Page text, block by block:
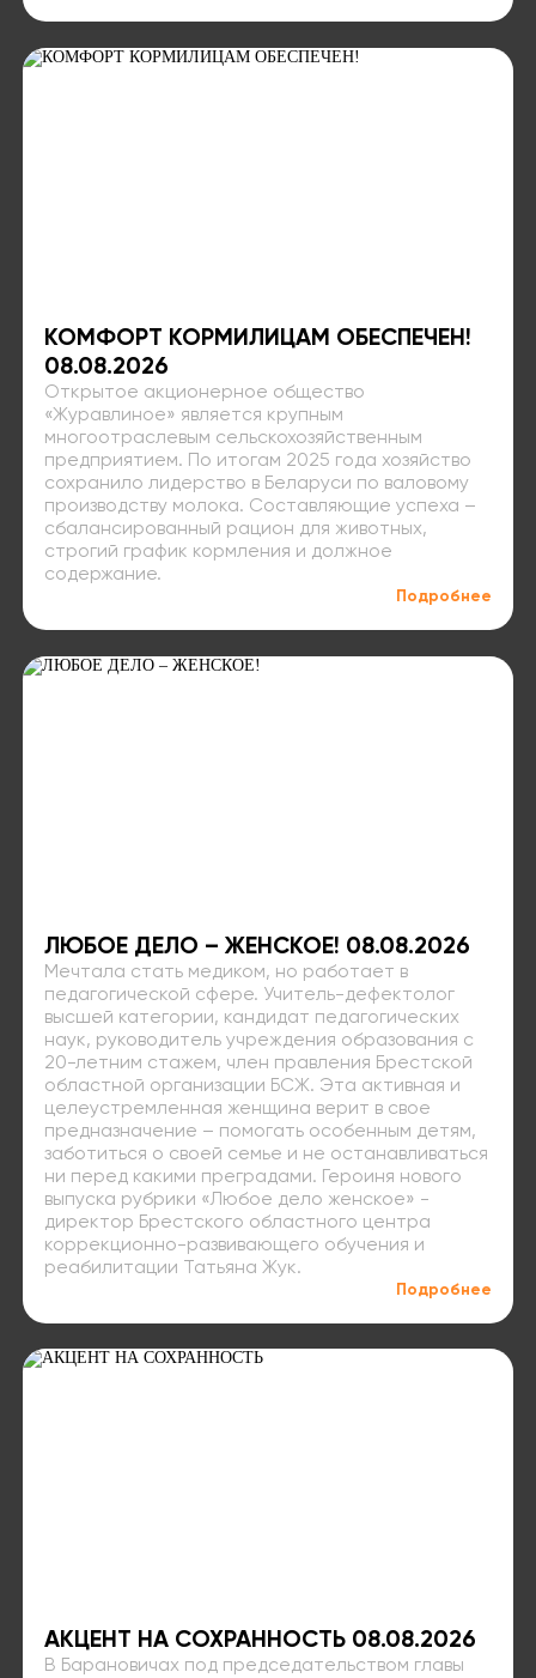
КОМФОРТ КОРМИЛИЦАМ ОБЕСПЕЧЕН!
08.08.2026
Открытое акционерное общество
«Журавлиное» является крупным
многоотраслевым сельскохозяйственным
предприятием. По итогам 2025 года хозяйство
сохранило лидерство в Беларуси по валовому
производству молока. Составляющие успеха –
сбалансированный рацион для животных,
строгий график кормления и должное
содержание.
Подробнее
ЛЮБОЕ ДЕЛО – ЖЕНСКОЕ! 08.08.2026
Мечтала стать медиком, но работает в
педагогической сфере. Учитель-дефектолог
высшей категории, кандидат педагогических
наук, руководитель учреждения образования с
20-летним стажем, член правления Брестской
областной организации БСЖ. Эта активная и
целеустремленная женщина верит в свое
предназначение – помогать особенным детям,
заботиться о своей семье и не останавливаться
ни перед какими преградами. Героиня нового
выпуска рубрики «Любое дело женское» -
директор Брестского областного центра
коррекционно-развивающего обучения и
реабилитации Татьяна Жук.
Подробнее
АКЦЕНТ НА СОХРАННОСТЬ 08.08.2026
В Барановичах под председательством главы